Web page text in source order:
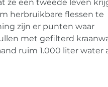
ze een tweede leven
herbruikbare flessen te
zijn er punten waar
met gefilterd
ruim 1.000 liter water